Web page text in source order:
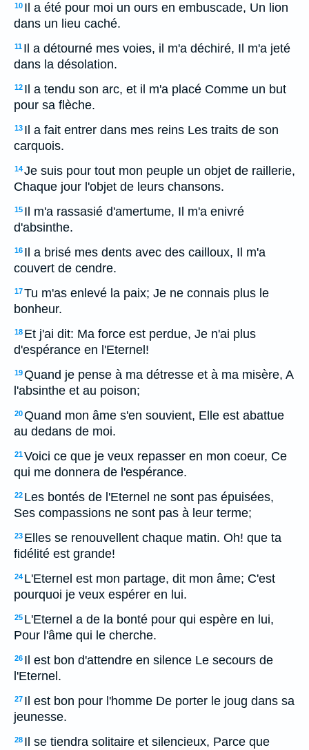
10 Il a été pour moi un ours en embuscade, Un lion
dans un lieu caché.
11 Il a détourné mes voies, il m'a déchiré, Il m'a jeté
dans la désolation.
12 Il a tendu son arc, et il m'a placé Comme un but
pour sa flèche.
13 Il a fait entrer dans mes reins Les traits de son
carquois.
14Je suis pour tout mon peuple un objet de raillerie,
Chaque jour l'objet de leurs chansons.
15 Il m'a rassasié d'amertume, Il m'a enivré
d'absinthe.
16 Il a brisé mes dents avec des cailloux, Il m'a
couvert de cendre.
17Tu m'as enlevé la paix; Je ne connais plus le
bonheur.
18 Et j'ai dit: Ma force est perdue, Je n'ai plus
d'espérance en l'Eternel!
19Quand je pense à ma détresse et à ma misère, A
l'absinthe et au poison;
20Quand mon âme s'en souvient, Elle est abattue
au dedans de moi.
21Voici ce que je veux repasser en mon coeur, Ce
qui me donnera de l'espérance.
22 Les bontés de l'Eternel ne sont pas épuisées,
Ses compassions ne sont pas à leur terme;
23 Elles se renouvellent chaque matin. Oh! que ta
fidélité est grande!
24 L'Eternel est mon partage, dit mon âme; C'est
pourquoi je veux espérer en lui.
25 L'Eternel a de la bonté pour qui espère en lui,
Pour l'âme qui le cherche.
26 Il est bon d'attendre en silence Le secours de
l'Eternel.
27 Il est bon pour l'homme De porter le joug dans sa
jeunesse.
28 Il se tiendra solitaire et silencieux, Parce que